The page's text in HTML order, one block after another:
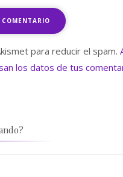
para reducir el spam.
los datos de tus